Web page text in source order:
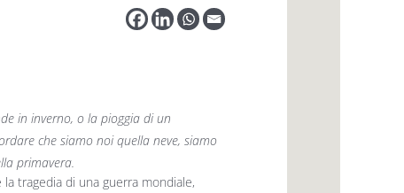
in inverno, o la pioggia di un
che siamo noi quella neve, siamo
primavera.
tragedia di una guerra mondiale,